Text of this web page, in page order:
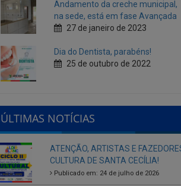
Dia do Dentista, parabéns!
25 de outubro de 2022
ÚLTIMAS NOTÍCIAS
CULTURA DE SANTA CECÍLIA!
Município de Santa Cecília abre
interna para gestores escolares da
municipal